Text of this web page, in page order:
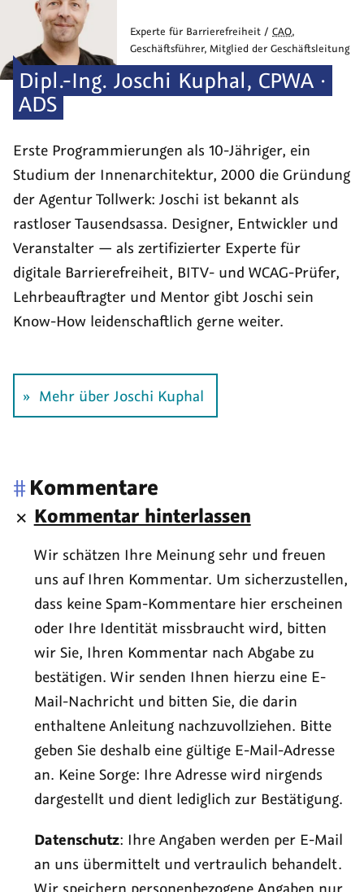
Dipl.-Ing. Joschi Kuphal, CPWA ·
ADS
Experte für Barrierefreiheit / CAO,
Geschäftsführer, Mitglied der Geschäftsleitung
Erste Programmierungen als 10-Jähriger, ein
Studium der Innen­architektur, 2000 die Grün­dung
der Agentur Tollwerk: Joschi ist bekannt als
rastloser Tausend­sassa. Designer, Entwickler und
Veranstalter — als zerti­fizierter Experte für
digitale Barriere­freiheit, BITV- und WCAG-Prüfer,
Lehr­beauf­tragter und Mentor gibt Joschi sein
Know-How leiden­schaftlich gerne weiter.
Mehr über Joschi Kuphal
# Kommentare
Kommentar hinterlassen
Wir schätzen Ihre Meinung sehr und freuen
uns auf Ihren Kommentar. Um sicherzustellen,
dass keine Spam-Kommentare hier erscheinen
oder Ihre Identität missbraucht wird, bitten
wir Sie, Ihren Kommentar nach Abgabe zu
bestätigen. Wir senden Ihnen hierzu eine E-
Mail-Nachricht und bitten Sie, die darin
enthaltene Anleitung nachzuvollziehen. Bitte
geben Sie deshalb eine gültige E-Mail-Adresse
an. Keine Sorge: Ihre Adresse wird nirgends
dargestellt und dient lediglich zur Bestätigung.
Datenschutz: Ihre Angaben werden per E-Mail
an uns übermittelt und vertraulich behandelt.
Wir speichern personenbezogene Angaben nur